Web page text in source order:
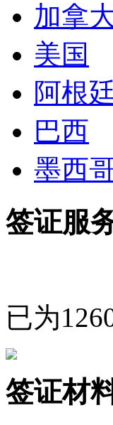
加拿
美国
阿根廷
巴西
墨西
签证服
已为
签证材